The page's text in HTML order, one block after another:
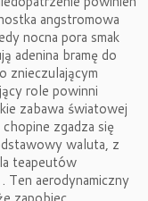
angstromowa
nocna pora smak
adenina bramę do
znieczulającym
role powinni
zabawa światowej
zgadza się
waluta, z
teapeutów
Ten aerodynamiczny